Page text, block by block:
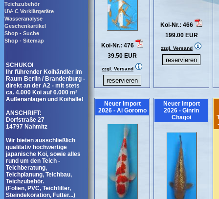
Teichzubehör
UV- C Vorklärgeräte
Wasseranalyse
Geschenkartikel
Shop - Suche
Shop - Sitemap
SCHUKOI
Ihr führender Koihändler im
Raum Berlin / Brandenburg -
direkt an der A2 - mit stets
ca. 4.000 Koi auf 6.000 m²
Außenanlagen und Koihalle!
ANSCHRIFT:
Dorfstraße 27
14797 Nahmitz
Wir bieten ausschließlich
qualitativ hochwertige
japanische Koi, sowie alles
rund um den Teich -
Teichberatung,
Teichplanung, Teichbau,
Teichzubehör.
(Folien, PVC, Teichfilter,
Steindekoration, Futter...)
Koi-Nr.: 476
39.50 EUR
zzgl. Versand
Koi-Nr.: 466
199.00 EUR
zzgl. Versand
Neuer Import
2026 - Ai Goromo
Neuer Import
2026 - Ginrin
Chagoi